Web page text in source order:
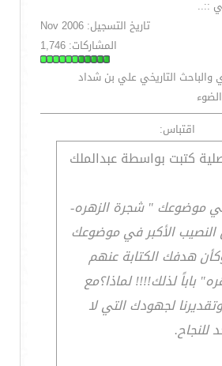
::..
تاريخ التسجيل: Nov 2006
المشاركات: 1,746
والباحث التاريخي علي بن شداد
اقتباس:
كتبت بواسطة عبدالملك
موضوعك " شجرة الزهره-
الأكبر في موضوعك
هدفك الكتابة عنهم
باباً لذلك!!!! لماذا؟مع
لجهودك التي لا
للنجاح.